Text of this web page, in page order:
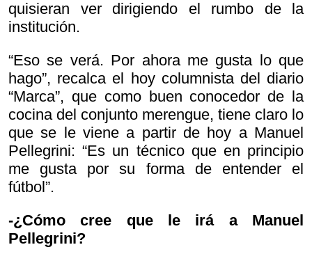
quisieran ver dirigiendo el rumbo de la
institución.
“Eso se verá. Por ahora me gusta lo que
hago”, recalca el hoy columnista del diario
“Marca”, que como buen conocedor de la
cocina del conjunto merengue, tiene claro lo
que se le viene a partir de hoy a Manuel
Pellegrini: “Es un técnico que en principio
me gusta por su forma de entender el
fútbol”.
-¿Cómo cree que le irá a Manuel
Pellegrini?